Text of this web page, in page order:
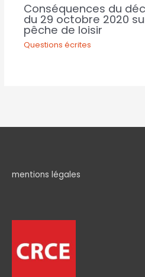
Conséquences du
du 29 octobre 2020
pêche de loisir
Questions écrites
mentions légales